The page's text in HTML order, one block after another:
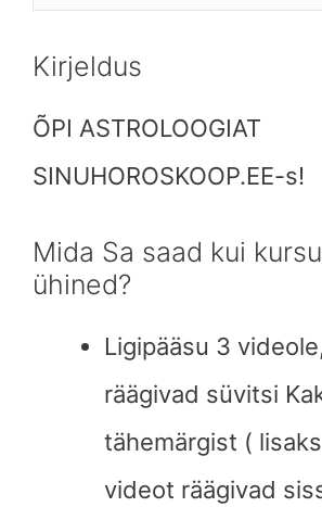
Kirjeldus
ÕPI ASTROLOOGIAT
SINUHOROSKOOP.EE-s!
Mida Sa saad kui
ühined?
Ligipääsu 3
räägivad süvitsi
tähemärgist (
videot räägivad